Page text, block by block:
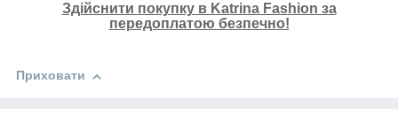
Здійснити покупку в Katrina Fashion за
передоплатою безпечно!
Приховати